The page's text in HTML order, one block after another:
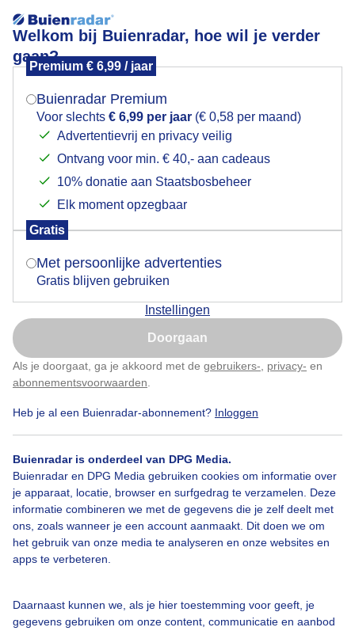
Welkom bij Buienradar, hoe wil je verder
gaan?
Premium € 6,99 / jaar
Buienradar Premium
Voor slechts € 6,99 per jaar (€ 0,58 per maand)
Advertentievrij en privacy veilig
Ontvang voor min. € 40,- aan cadeaus
10% donatie aan Staatsbosbeheer
Elk moment opzegbaar
Gratis
Met persoonlijke advertenties
Gratis blijven gebruiken
Instellingen
Doorgaan
Als je doorgaat, ga je akkoord met de gebruikers- privacy- en
abonnementsvoorwaarden
Heb je al een Buienradar-abonnement? Inloggen
Buienradar is onderdeel van DPG Media.
Buienradar en DPG Media gebruiken cookies om informatie over
je apparaat, locatie, browser en surfgedrag te verzamelen. Deze
informatie combineren we met de gegevens die je zelf deelt met
ons, zoals wanneer je een account aanmaakt. Dit doen we om
het gebruik van onze media te analyseren en onze websites en
apps te verbeteren.
Daarnaast kunnen we, als je hier toestemming voor geeft, je
gegevens gebruiken om onze content, communicatie en aanbod
Winterse buienlucht in Midden-Nederland
over Midden-Nederland in de avond.
Door: Arco Visser
Bekijk slideshow
Een moment geduld aub...
Mogen we je locatie gebruiken voor het
Indien je hier nog geen akkoord op hebt gegeven,
verschijnt er zo een pop-up uit je browser waarin
Is goed, toon de popup
Nu niet, misschien later
Klik hierom dit aan te passen